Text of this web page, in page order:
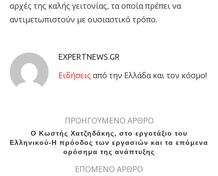
αρχές της καλής γειτονίας, τα οποία πρέπει να
αντιμετωπιστούν με ουσιαστικό τρόπο.
EXPERTNEWS.GR
Eιδήσεις από την Ελλάδα και τον κόσμο!
ΠΡΟΗΓΟΥΜΕΝΟ ΑΡΘΡΟ
Ο Κωστής Χατζηδάκης, στο εργοτάξιο του
Ελληνικού-Η πρόοδος των εργασιών και τα επόμενα
ορόσημα της ανάπτυξης
ΕΠΟΜΕΝΟ ΑΡΘΡΟ